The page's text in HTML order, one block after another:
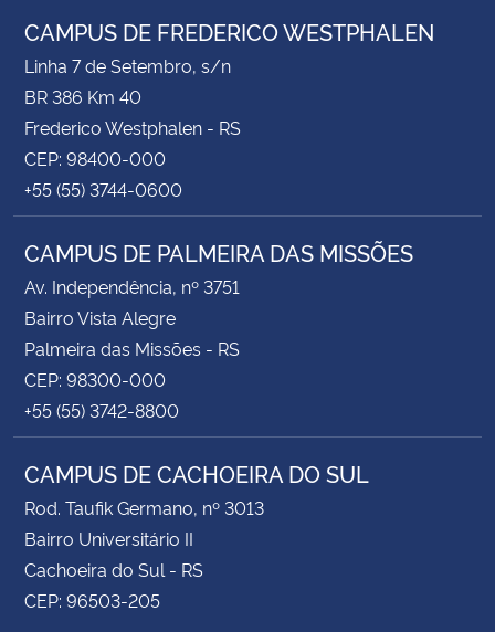
CAMPUS DE FREDERICO WESTPHALEN
Linha 7 de Setembro, s/n
BR 386 Km 40
Frederico Westphalen - RS
CEP: 98400-000
+55 (55) 3744-0600
CAMPUS DE PALMEIRA DAS MISSÕES
Av. Independência, nº 3751
Bairro Vista Alegre
Palmeira das Missões - RS
CEP: 98300-000
+55 (55) 3742-8800
CAMPUS DE CACHOEIRA DO SUL
Rod. Taufik Germano, nº 3013
Bairro Universitário II
Cachoeira do Sul - RS
CEP: 96503-205